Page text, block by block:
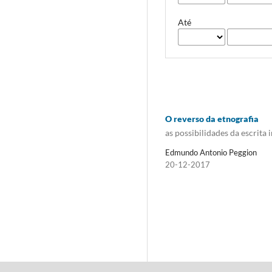
Até
O reverso da etnografia
as possibilidades da escrita
Edmundo Antonio Peggion
20-12-2017